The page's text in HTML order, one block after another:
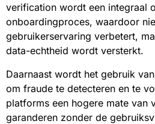
verification wordt een integraal
onboardingproces, waardoor
gebruikerservaring verbetert,
data-echtheid wordt versterkt.
Daarnaast wordt het gebruik
om fraude te detecteren en te
platforms een hogere mate van
garanderen zonder de